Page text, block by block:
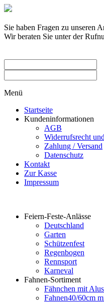
Sie haben Fragen zu unseren
Wir beraten Sie unter der
Menü
Startseite
Kundeninformationen
AGB
Widerrufsrecht
Zahlung / Versand
Datenschutz
Kontakt
Zur Kasse
Impressum
Feiern-Feste-Anlässe
Deutschland
Garten
Schützenfest
Regenbogen
Rennsport
Karneval
Fahnen-Sortiment
Fähnchen mit
Fahnen40/60cm